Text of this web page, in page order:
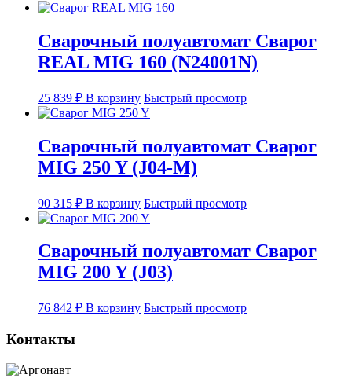
Сварочный полуавтомат Сварог
REAL MIG 160 (N24001N)
25 839 ₽ В корзину Быстрый просмотр
Сварочный полуавтомат Сварог
MIG 250 Y (J04-M)
90 315 ₽ В корзину Быстрый просмотр
Сварочный полуавтомат Сварог
MIG 200 Y (J03)
76 842 ₽ В корзину Быстрый просмотр
Контакты